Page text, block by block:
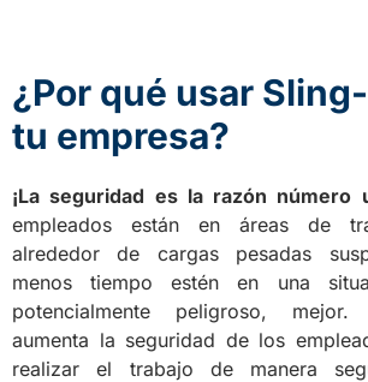
¿Por qué usar
tu empresa?
¡La seguridad es la razón número
empleados están en áreas de
alrededor de cargas pesadas
menos tiempo estén en una
potencialmente peligroso, mejor.
aumenta la seguridad de los
realizar el trabajo de manera